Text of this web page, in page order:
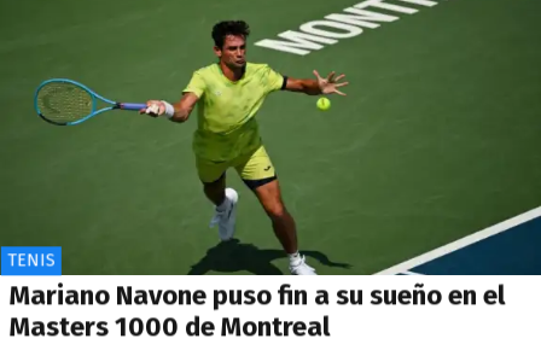
TENIS
Mariano Navone puso fin a su sueño en el
Masters 1000 de Montreal